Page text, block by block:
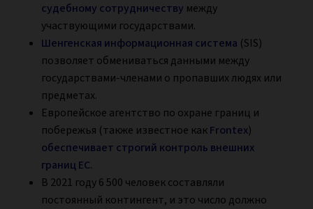
судебному сотрудничеству между
участвующими государствами.
Шенгенская информационная система (SIS)
позволяет обмениваться данными между
государствами-членами о пропавших людях или
предметах.
Европейское агентство по охране границ и
побережья (также известное какFrontex)
обеспечивает строгий контроль внешних
границ ЕС.
В 2021 году 6 500 человек составляли
постоянный контингент, и это число должно